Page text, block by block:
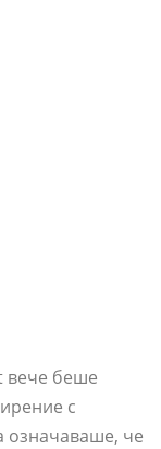
вече беше
с
означаваше, че